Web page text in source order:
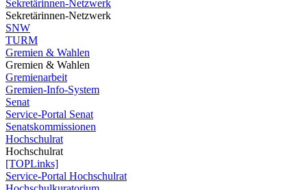
Sekretärinnen-Netzwerk
Sekretärinnen-Netzwerk
SNW
TURM
Gremien & Wahlen
Gremien & Wahlen
Gremienarbeit
Gremien-Info-System
Senat
Service-Portal Senat
Senatskommissionen
Hochschulrat
Hochschulrat
[TOPLinks]
Service-Portal Hochschulrat